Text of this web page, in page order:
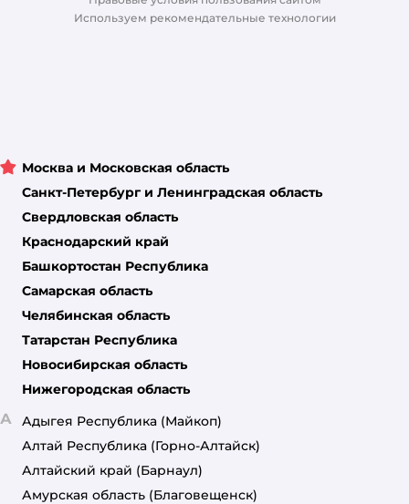
Используем рекомендательные технологии
Москва и Московская область
Санкт-Петербург и Ленинградская область
Свердловская область
Краснодарский край
Башкортостан Республика
Самарская область
Челябинская область
Татарстан Республика
Новосибирская область
Нижегородская область
А Адыгея Республика (Майкоп)
Алтай Республика (Горно-Алтайск)
Алтайский край (Барнаул)
Амурская область (Благовещенск)